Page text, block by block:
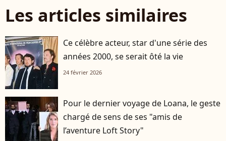
Les articles similaires
Ce célèbre acteur, star d'une série des
années 2000, se serait ôté la vie
24 février 2026
Pour le dernier voyage de Loana, le geste
chargé de sens de ses "amis de
l’aventure Loft Story"